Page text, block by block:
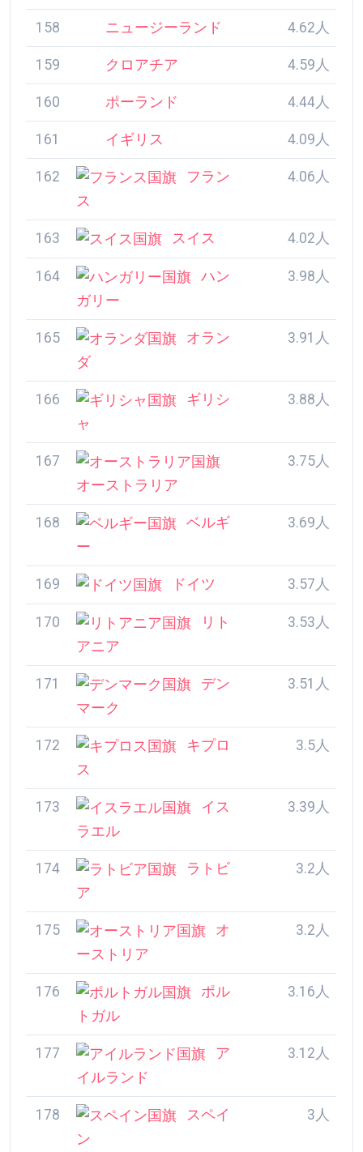
158 ニュージーランド 4.62人
159 クロアチア 4.59人
160 ポーランド 4.44人
161 イギリス 4.09人
162 フランス 4.06人
ハンガリー
オランダ 3.91人
168 ベルギー 3.69人
デンマーク 3.51人
ス
ラエル
3.39人
3.2人
オ
ーストリア
3.2人
トガル
3.16人
ア
イルランド
3.12人
3人
2.82人
国
ンテネグロ